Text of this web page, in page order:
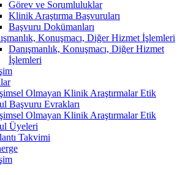
Görev ve Sorumluluklar
Klinik Araştırma Başvuruları
Başvuru Dokümanları
Konuşmacı, Diğer Hizmet İşlemleri
Danışmanlık, Konuşmacı, Diğer Hizmet
İşlemleri
Olmayan Klinik Araştırmalar Etik
Başvuru Evrakları
Olmayan Klinik Araştırmalar Etik
Üyeleri
Takvimi